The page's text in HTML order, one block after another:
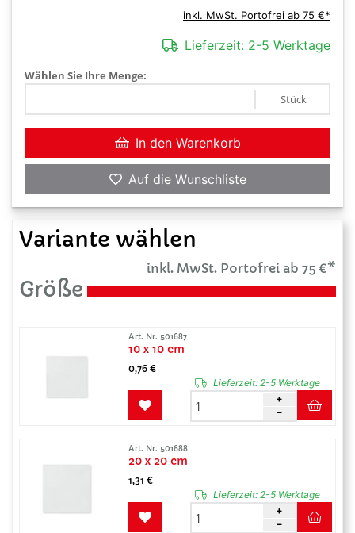
inkl. MwSt. Portofrei ab 75 €*
Lieferzeit: 2-5 Werktage
Wählen Sie Ihre Menge:
Stück
In den Warenkorb
Auf die Wunschliste
Variante wählen
inkl. MwSt. Portofrei ab 75 €*
Größe
Art. Nr. 501687
10 x 10 cm
0,76 €
Lieferzeit:2-5 Werktage
Art. Nr. 501688
20 x 20 cm
1,31 €
Lieferzeit:2-5 Werktage